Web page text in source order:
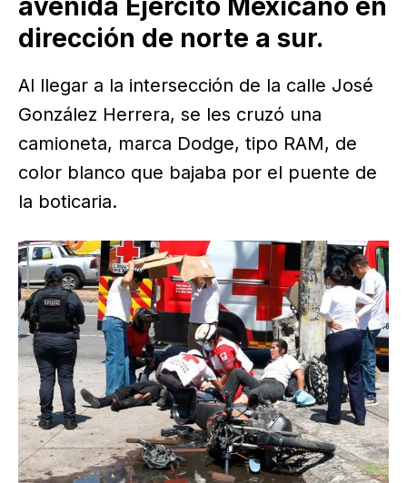
avenida Ejército Mexicano en
dirección de norte a sur.
Al llegar a la intersección de la calle José
González Herrera, se les cruzó una
camioneta, marca Dodge, tipo RAM, de
color blanco que bajaba por el puente de
la boticaria.